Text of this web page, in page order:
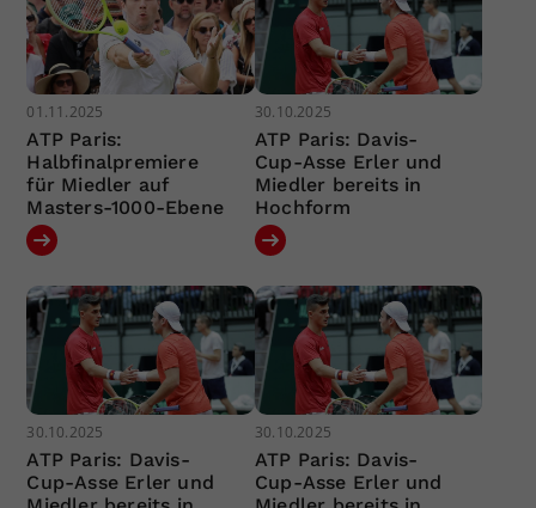
01.11.2025
ATP Paris:
Halbfinalpremiere
für Miedler auf
Masters-1000-Ebene
30.10.2025
ATP Paris: Davis-
Cup-Asse Erler und
Miedler bereits in
Hochform
30.10.2025
ATP Paris: Davis-
Cup-Asse Erler und
30.10.2025
ATP Paris: Davis-
Cup-Asse Erler und